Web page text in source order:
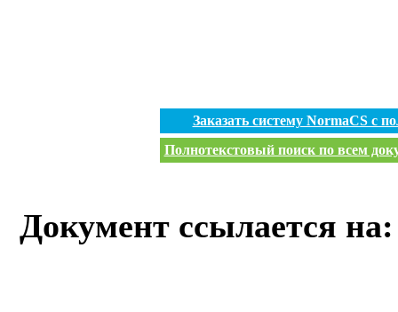
Заказать систему NormaCS с
Полнотекстовый поиск по всем
Документ ссылается на: